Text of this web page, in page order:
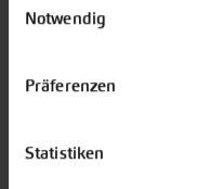
Sie können Ihre
Notwendig
Präferenzen
Statistiken
Bohnen
Chicorée
Gurken